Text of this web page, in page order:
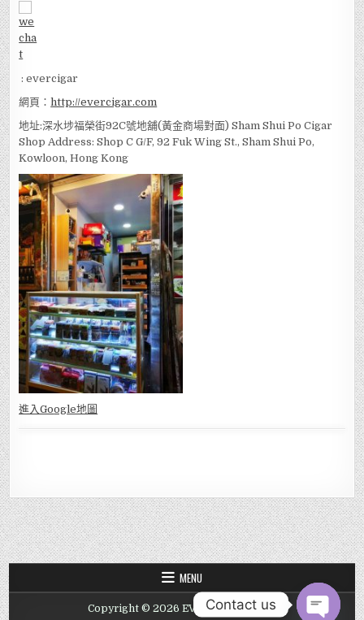
: evercigar
網頁：http://evercigar.com
地址:深水埗福榮街92C號地舖(黃金商場對面) Sham Shui Po Cigar
Shop Address: Shop C G/F, 92 Fuk Wing St., Sham Shui Po,
Kowloon, Hong Kong
進入Google地圖
MENU
Copyright © 2026 EVER CIGAR SHOP
Contact us